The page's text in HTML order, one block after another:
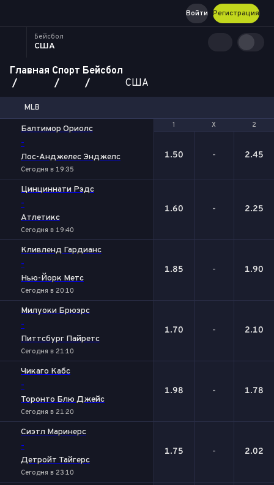
Регистрация
Войти
Бейсбол
США
Главная Спорт Бейсбол
США
MLB
1 Х 2
Балтимор Ориолс
-
Лос-Анджелес Энджелс
Сегодня в 19:35
1 Х 2
1.50 - 2.45
Цинциннати Рэдс
-
Атлетикс
Сегодня в 19:40
1.60 - 2.25
Кливленд Гардианс
-
Нью-Йорк Метс
Сегодня в 20:10
1.85 - 1.90
Милуоки Брюэрс
-
Питтсбург Пайретс
Сегодня в 21:10
1.70 - 2.10
Чикаго Кабс
-
Торонто Блю Джейс
Сегодня в 21:20
1.98 - 1.78
Сиэтл Маринерс
-
Детройт Тайгерс
Сегодня в 23:10
1.75 - 2.02